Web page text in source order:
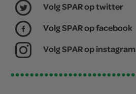
Volg SPAR op twitter
Volg SPAR op facebook
Volg SPAR op instagram